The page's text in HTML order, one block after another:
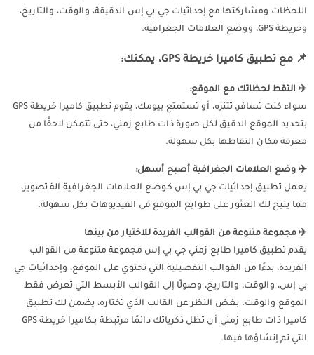
اللحظات ومشاركتها مع إحداثيات جي بي إس الدقيقة، والوقت، والتاريخ،
وخريطة GPS، ووضع العلامات الجغرافية.
📌 مع تطبيق كاميرا خريطة GPS، يمكنك:
✈️ التقط لحظاتك مع الموقع:
سواء كنت تسافر، تتنزه، أو تستمتع بيومك، يقوم تطبيق كاميرا خريطة GPS
بتحديد الموقع الدقيق لكل صورة ذات طابع زمني، حتى تتمكن لاحقًا من
معرفة مكان التقاطها بكل سهولة.
✈️ وضع العلامات الجغرافية أصبح أسهل:
يعمل تطبيق إحداثيات جي بي إس كـوضع العلامات الجغرافية آلة تصوير،
مما يتيح لك العثور على طوابع الموقع في الفيديوهات بكل سهولة.
✈️ مجموعة متنوعة من القوالب الفريدة للاختيار من بينها
يقدم تطبيق كاميرا طابع زمني جي بي إس مجموعة متنوعة من القوالب
الفريدة، بدءًا من القوالب التفصيلية التي تحتوي على الموقع، وإحداثيات جي
بي إس، والوقت، والتاريخ، وصولًا إلى القوالب الأبسط التي تعرض فقط
الموقع والوقت. بغض النظر عن القالب الذي تختاره، يضمن لك تطبيق
كاميرا ذات طابع زمني أن تظل ذكرياتك دائمًا مرتبطة بـكاميرا خريطة GPS
التي تم إنشاؤها فيها.